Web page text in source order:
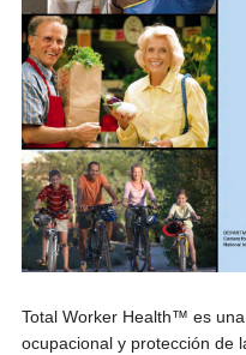
Total Worker Health™ es
ocupacional y protección de